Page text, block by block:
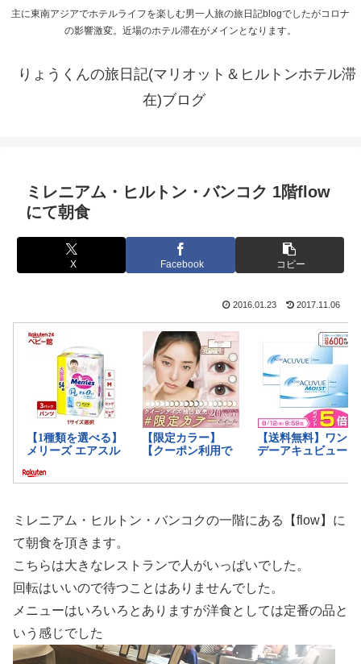
主に東南アジアでホテルライフを楽しむ男一人旅の旅日記blogでしたがコロナ
の影響激変。近場のホテル滞在がメインとなります。
りょうくんの旅日記(マリオット＆ヒルトンホテル滞
在)ブログ
ミレニアム・ヒルトン・バンコク 1階flow
にて朝食
X Facebook コピー
2016.01.23 2017.11.06
ミレニアム・ヒルトン・バンコクの一階にある【flow】に
て朝食を頂きます。
こちらは大きなレストランで人がいっぱいでした。
回転はいいので待つことはありませんでした。
メニューはいろいろとありますが洋食としては定番の品と
いう感じでした